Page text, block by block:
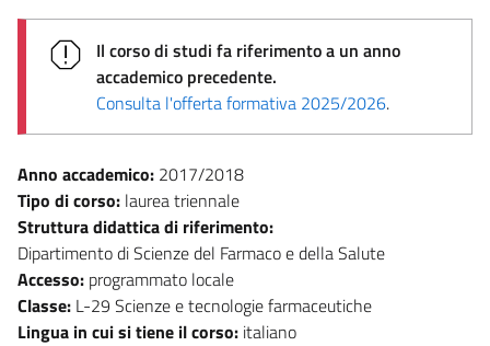
Il corso di studi fa riferimento a un anno
accademico precedente.
Consulta l'offerta formativa 2025/2026.
Anno accademico: 2017/2018
Tipo di corso: laurea triennale
Struttura didattica di riferimento:
Dipartimento di Scienze del Farmaco e della Salute
Accesso: programmato locale
Classe: L-29 Scienze e tecnologie farmaceutiche
Lingua in cui si tiene il corso: italiano